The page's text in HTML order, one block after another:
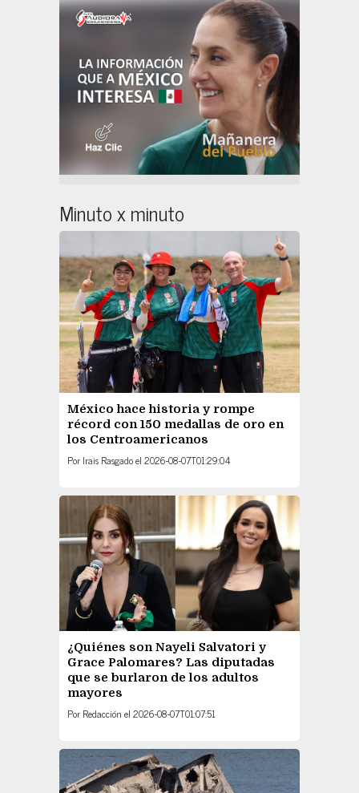
Minuto x minuto
México hace historia y rompe
récord con 150 medallas de oro en
los Centroamericanos
Por Irais Rasgadoel 2026-08-07T01:29:04
¿Quiénes son Nayeli Salvatori y
Grace Palomares? Las diputadas
que se burlaron de los adultos
mayores
Por Redacción el 2026-08-07T01:07:51